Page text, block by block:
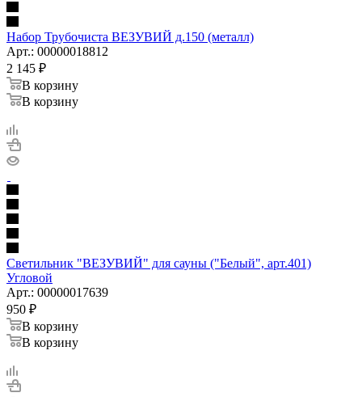
Набор Трубочиста ВЕЗУВИЙ д.150 (металл)
Арт.: 00000018812
2 145 ₽
В корзину
В корзину
Светильник "ВЕЗУВИЙ" для сауны ("Белый", арт.401)
Угловой
Арт.: 00000017639
950 ₽
В корзину
В корзину